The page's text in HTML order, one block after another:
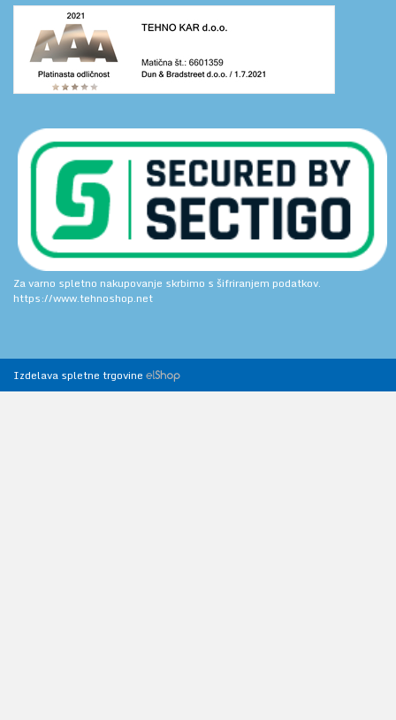
Za varno spletno nakupovanje skrbimo s šifriranjem podatkov.
https://www.tehnoshop.net
Izdelava spletne trgovine